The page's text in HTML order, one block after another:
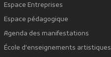
Espace Entreprises
Espace pédagogique
Agenda des manifestations
École d'enseignements artistiques